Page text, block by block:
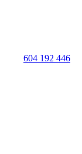
604 192 446